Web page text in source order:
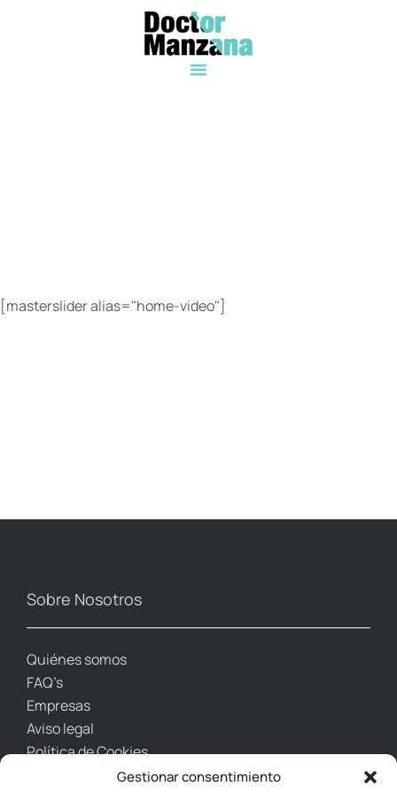
Gestionar consentimiento
[masterslider alias="home-video"]
Sobre Nosotros
Quiénes somos
FAQ’s
Empresas
Aviso legal
Política de Cookies